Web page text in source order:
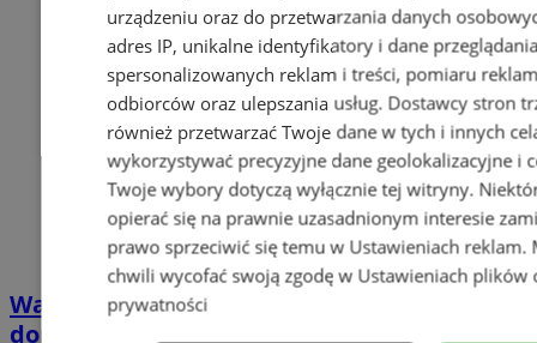
Wakacyjny wypoczynek nad Bałtykiem w
domkach Szmaragdowe Morze
urządzeniu oraz do przetwarzania danych
adres IP, unikalne identyfikatory i dane
spersonalizowanych reklam i treści, pomiaru
odbiorców oraz ulepszania usług. Dostawcy stron
również przetwarzać Twoje dane w tych i innych
wykorzystywać precyzyjne dane geolokalizacyjne i
Twoje wybory dotyczą wyłącznie tej witryny.
opierać się na prawnie uzasadnionym interesie
prawo sprzeciwić się temu w Ustawieniach reklam.
chwili wycofać swoją zgodę w Ustawieniach plików
prywatności